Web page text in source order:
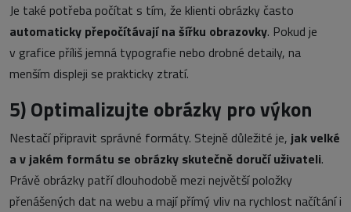
Je také potřeba počítat s tím, že klienti obrázky často
automaticky přepočítávají na šířku obrazovky. Pokud je
v grafice příliš jemná typografie nebo drobné detaily, na
menším displeji se prakticky ztratí.
5)Optimalizujte obrázky pro výkon
Nestačí připravit správné formáty. Stejně důležité je, jak velké
a v jakém formátu se obrázky skutečně doručí uživateli.
Právě obrázky patří dlouhodobě mezi největší položky
přenášených dat na webu a mají přímý vliv na rychlost načítání i